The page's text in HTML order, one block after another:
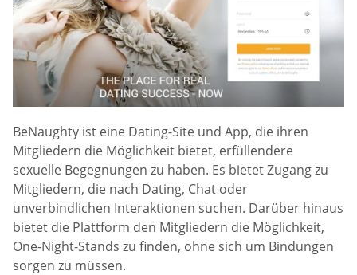
BeNaughty ist eine Dating-Site und App, die ihren
Mitgliedern die Möglichkeit bietet, erfüllendere
sexuelle Begegnungen zu haben. Es bietet Zugang zu
Mitgliedern, die nach Dating, Chat oder
unverbindlichen Interaktionen suchen. Darüber hinaus
bietet die Plattform den Mitgliedern die Möglichkeit,
One-Night-Stands zu finden, ohne sich um Bindungen
sorgen zu müssen.